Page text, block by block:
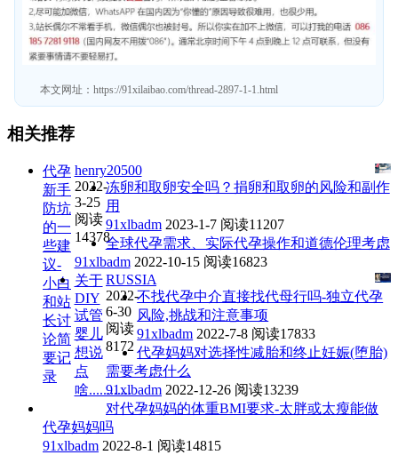
本文网址： https://91xilaibao.com/thread-2897-1-1.html
相关推荐
代孕
新手
防坑
的一
些建
议-
小白
和站
长讨
论简
要记
录
henry20500
2022-
3-25
阅读
14378
冻卵和取卵安全吗？捐卵和取卵的风险和副作
用
91xlbadm 2023-1-7 阅读11207
全球代孕需求、实际代孕操作和道德伦理考虑
91xlbadm 2022-10-15 阅读16823
关于
DIY
试管
婴儿
想说
点
啥............
RUSSIA
2022-
6-30
阅读
8172
不找代孕中介直接找代母行吗-独立代孕
风险,挑战和注意事项
91xlbadm 2022-7-8 阅读17833
代孕妈妈对选择性减胎和终止妊娠(堕胎)
需要考虑什么
91xlbadm 2022-12-26 阅读13239
对代孕妈妈的体重BMI要求-太胖或太瘦能做
代孕妈妈吗
91xlbadm 2022-8-1 阅读14815